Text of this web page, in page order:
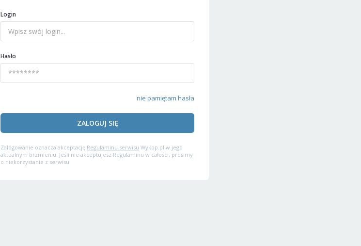
Login
Hasło
nie pamiętam hasła
ZALOGUJ SIĘ
Zalogowanie oznacza akceptację Regulaminu serwisu Wykop.pl w jego
aktualnym brzmieniu. Jeśli nie akceptujesz Regulaminu w całości, prosimy
o niekorzystanie z serwisu.